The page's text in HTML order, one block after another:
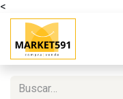
<
Ir al contenido